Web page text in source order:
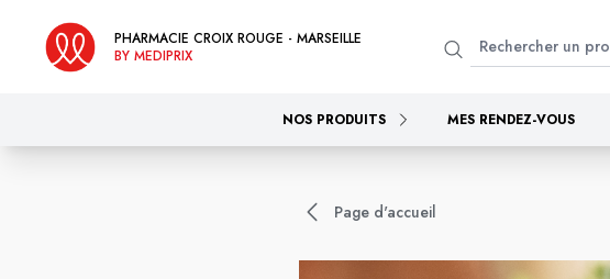
PHARMACIE CROIX ROUGE - MARSEILLE
BY MEDIPRIX
NOS PRODUITS MES RENDEZ-VOUS
Page d'accueil